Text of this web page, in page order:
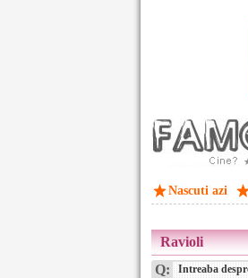
Nascuti azi
Ravioli
Q: Intreaba